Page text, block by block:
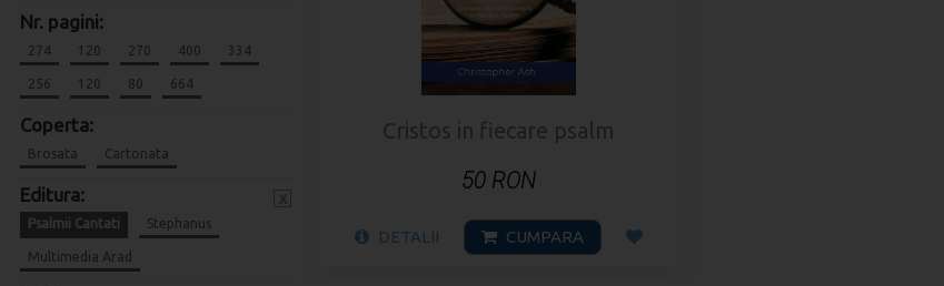
Nr. pagini:
274 120 270 400 334
256 120 80 664
Coperta:
Brosata Cartonata
Editura:
Psalmii Cantati Stephanus
Multimedia Arad
Cristos in fiecare psalm
50 RON
DETALII CUMPARA